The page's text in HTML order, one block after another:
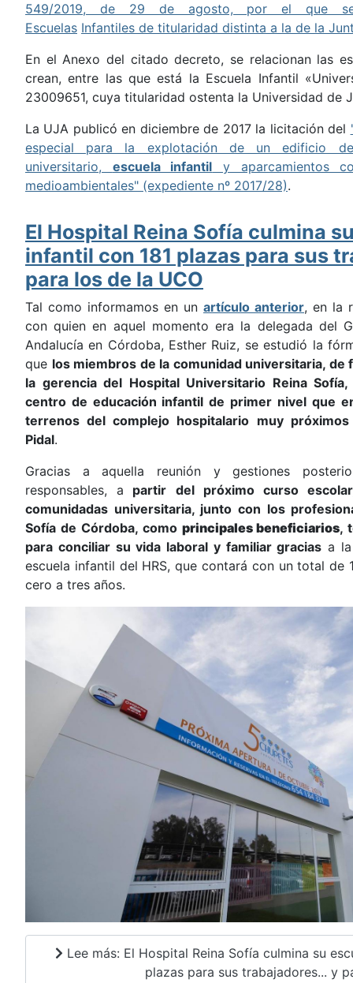
549/2019, de 29 de agosto, por el que se
Escuelas Infantiles de titularidad distinta a la de la
En el Anexo del citado decreto, se relacionan las
crean, entre las que está la Escuela Infantil
23009651, cuya titularidad ostenta la Universidad de
La UJA publicó en diciembre de 2017 la licitación del
especial para la explotación de un edificio
universitario, escuela infantil y aparcamientos
medioambientales" (expediente nº 2017/28).
El Hospital Reina Sofía culmina
infantil con 181 plazas para sus
para los de la UCO
Tal como informamos en un artículo anterior, en la
con quien en aquel momento era la delegada del
Andalucía en Córdoba, Esther Ruiz, se estudió la
que los miembros de la comunidad universitaria, de
la gerencia del Hospital Universitario Reina
centro de educación infantil de primer nivel que
terrenos del complejo hospitalario muy
Pidal.
Gracias a aquella reunión y gestiones
responsables, a partir del próximo curso
comunidadas universitaria, junto con los
Sofía de Córdoba, como principales beneficiarios,
para conciliar su vida laboral y familiar gracias a
escuela infantil del HRS, que contará con un total de
cero a tres años.
Lee más: El Hospital Reina Sofía culmina su
plazas para sus trabajadores... y